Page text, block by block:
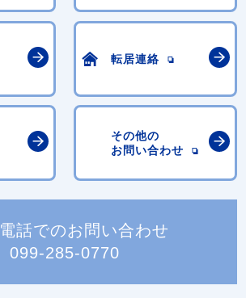
転居連絡
その他の
お問い合わせ
電話でのお問い合わせ
099-285-0770